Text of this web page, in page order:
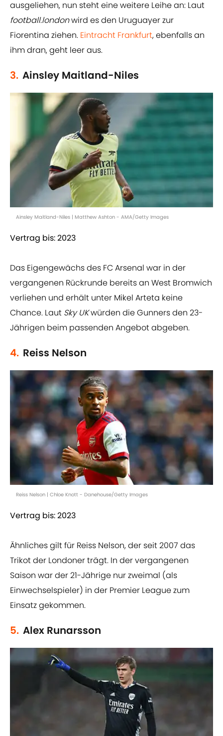
ausgeliehen, nun steht eine weitere Leihe an: Laut
football.londonwird es den Uruguayer zur
Fiorentina ziehen. Eintracht Frankfurt, ebenfalls an
ihm dran, geht leer aus.
3. Ainsley Maitland-Niles
Ainsley Maitland-Niles | Matthew Ashton - AMA/Getty Images
Vertrag bis: 2023
Das Eigengewächs des FC Arsenal war in der
vergangenen Rückrunde bereits an West Bromwich
verliehen und erhält unter Mikel Arteta keine
Chance. Laut Sky UKwürden die Gunners den 23-
Jährigen beim passenden Angebot abgeben.
4. Reiss Nelson
Reiss Nelson | Chloe Knott - Danehouse/Getty Images
Vertrag bis: 2023
Ähnliches gilt für Reiss Nelson, der seit 2007 das
Trikot der Londoner trägt. In der vergangenen
Saison war der 21-Jährige nur zweimal (als
Einwechselspieler) in der Premier League zum
Einsatz gekommen.
5. Alex Runarsson